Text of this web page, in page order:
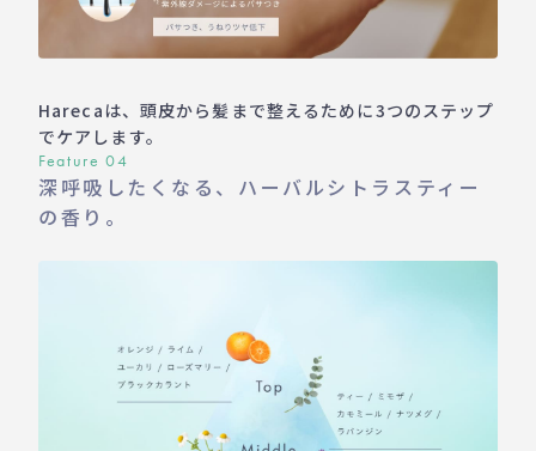
Harecaは、頭皮から髪まで整えるために3つのステップ
でケアします。
Feature 04
深呼吸したくなる、ハーバルシトラスティー
の香り。